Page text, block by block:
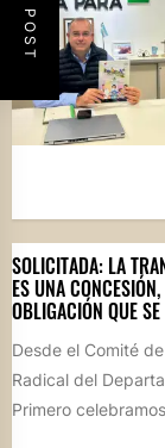
SOLICITADA: LA
ES UNA
OBLIGACIÓN QUE
Desde el Comité
Radical del
Primero